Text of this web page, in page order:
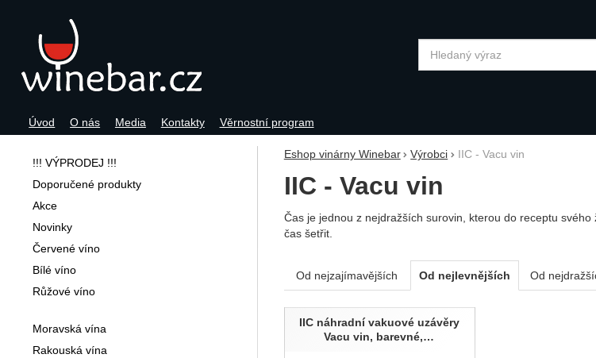
Eshop vinárny Winebar Výrobci IIC - Vacu vin
IIC - Vacu vin
Čas je jednou z nejdražších surovin, kterou do receptu
čas šetřit.
Od nejzajímavějších Od nejlevnějších Od
Produkty
IIC náhradní vakuové uzávěry
Vacu vin, barevné,…
!!! VÝPRODEJ !!!
Doporučené produkty
Akce
Novinky
Červené víno
Bílé víno
Růžové víno
Moravská vína
Rakouská vína
Navigace
Úvod O nás Media Kontakty Věrnostní program
Vyhledávání